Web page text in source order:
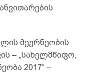
მეურნეობის
– „სახელმწიფო,
2017“ –